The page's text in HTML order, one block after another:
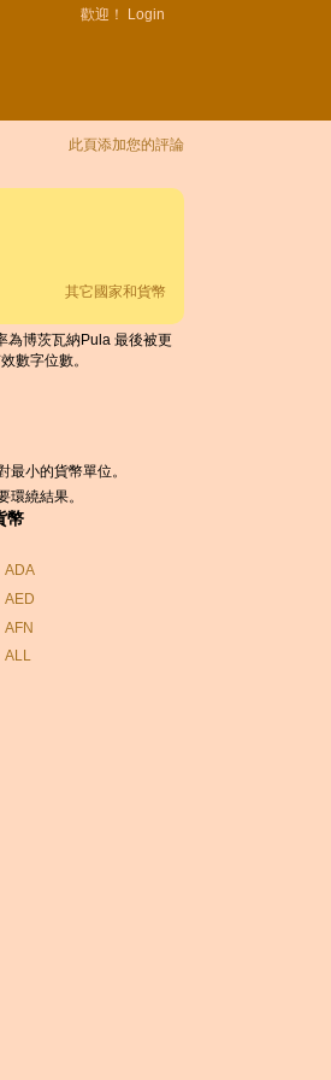
歡迎！ Login
此頁添加您的評論
其它國家和貨幣
為博茨瓦納Pula 最後被更
數字位數。
最小的貨幣單位。
環繞結果。
幣
ADA
AED
AFN
ALL